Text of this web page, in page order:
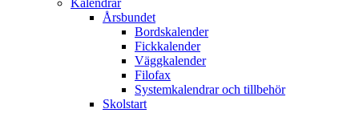
Kalendrar
Årsbundet
Bordskalender
Fickkalender
Väggkalender
Filofax
Systemkalendrar och tillbehör
Skolstart